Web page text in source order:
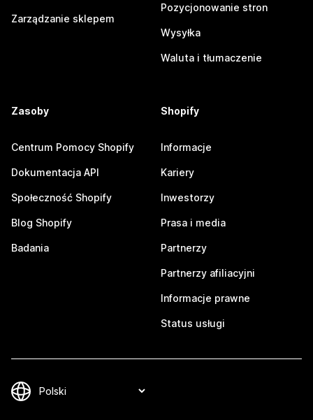
Zarządzanie sklepem
Pozycjonowanie stron
Wysyłka
Waluta i tłumaczenie
Zasoby
Centrum Pomocy Shopify
Dokumentacja API
Społeczność Shopify
Blog Shopify
Badania
Shopify
Informacje
Kariery
Inwestorzy
Prasa i media
Partnerzy
Partnerzy afiliacyjni
Informacje prawne
Status usługi